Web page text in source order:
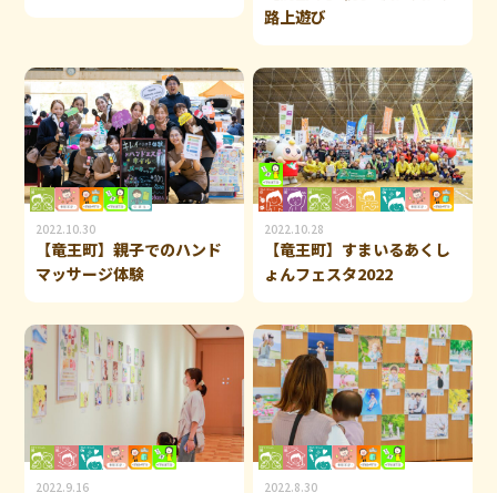
路上遊び
2022.10.30
【竜王町】親子でのハンド
マッサージ体験
2022.10.28
【竜王町】すまいるあくし
ょんフェスタ2022
2022.9.16 2022.8.30